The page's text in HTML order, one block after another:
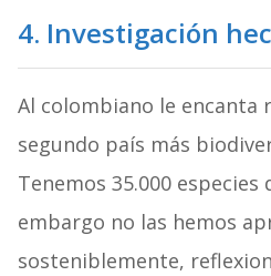
4. Investigación
Al colombiano le encanta
segundo país más
Tenemos 35.000 especies
embargo no las hemos
sosteniblemente,